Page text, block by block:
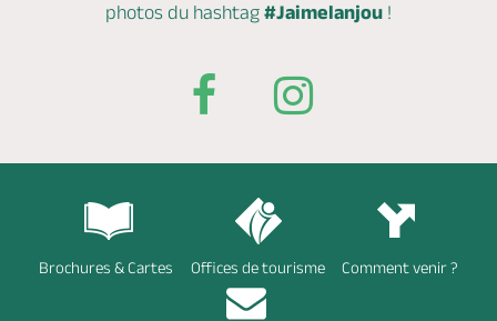
photos du hashtag #Jaimelanjou !
Brochures & Cartes Offices de tourisme Comment venir ?